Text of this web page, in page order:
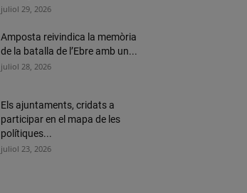
juliol 29, 2026
Amposta reivindica la memòria
de la batalla de l’Ebre amb un...
juliol 28, 2026
Els ajuntaments, cridats a
participar en el mapa de les
polítiques...
juliol 23, 2026